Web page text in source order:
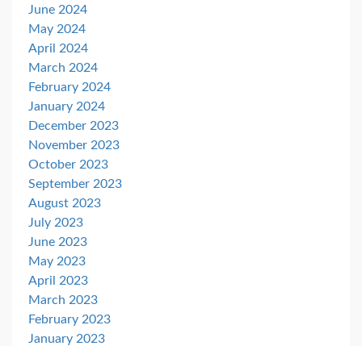
June 2024
May 2024
April 2024
March 2024
February 2024
January 2024
December 2023
November 2023
October 2023
September 2023
August 2023
July 2023
June 2023
May 2023
April 2023
March 2023
February 2023
January 2023